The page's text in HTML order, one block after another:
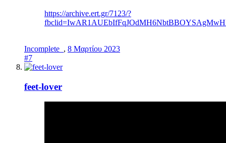
https://archive.ert.gr/7123/?
Incomplete_ , 8 Μαρτίου 2023
#7
feet-lover